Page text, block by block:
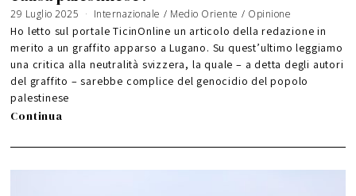
29 Luglio 2025
g
o
t
2
0
2
6
Internazionale / Medio Oriente / Opinione
Ho letto sul portale TicinOnline un articolo della redazione in
merito a un graffito apparso a Lugano. Su quest’ultimo leggiamo
una critica alla neutralità svizzera, la quale – a detta degli autori
del graffito – sarebbe complice del genocidio del popolo
palestinese
Continua